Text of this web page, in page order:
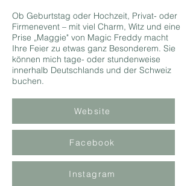
Ob Geburtstag oder Hochzeit, Privat- oder
Firmenevent – mit viel Charm, Witz und eine
Prise „Maggie" von Magic Freddy macht
Ihre Feier zu etwas ganz Besonderem. Sie
können mich tage- oder stundenweise
innerhalb Deutschlands und der Schweiz
buchen.
Website
Facebook
Instagram